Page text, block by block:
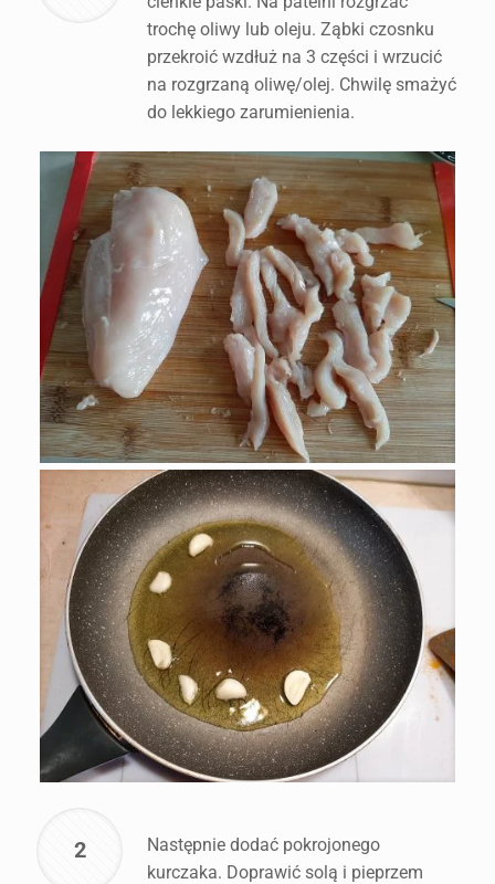
trochę oliwy lub oleju. Ząbki czosnku
przekroić wzdłuż na 3 części i wrzucić
na rozgrzaną oliwę/olej. Chwilę smażyć
do lekkiego zarumienienia.
2
Następnie dodać pokrojonego
kurczaka. Doprawić solą i pieprzem